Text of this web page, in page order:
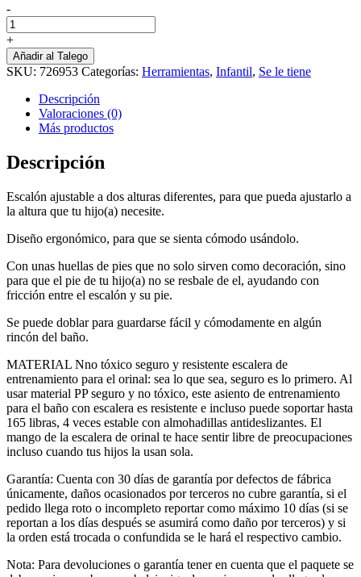
-
Escalera
De
Bano
Asiento
Entrenam
Ninos
cantidad
+
Añadir al Talego
SKU: 726953 Categorías: Herramientas, Infantil, Se le tiene
Descripción
Valoraciones (0)
Más productos
Descripción
Escalón ajustable a dos alturas diferentes, para que pueda ajustarlo a
la altura que tu hijo(a) necesite.
Diseño ergonómico, para que se sienta cómodo usándolo.
Con unas huellas de pies que no solo sirven como decoración, sino
para que el pie de tu hijo(a) no se resbale de el, ayudando con
fricción entre el escalón y su pie.
Se puede doblar para guardarse fácil y cómodamente en algún
rincón del baño.
MATERIAL Nno tóxico seguro y resistente escalera de
entrenamiento para el orinal: sea lo que sea, seguro es lo primero. Al
usar material PP seguro y no tóxico, este asiento de entrenamiento
para el baño con escalera es resistente e incluso puede soportar hasta
165 libras, 4 veces estable con almohadillas antideslizantes. El
mango de la escalera de orinal te hace sentir libre de preocupaciones
incluso cuando tus hijos la usan sola.
Garantía: Cuenta con 30 días de garantía por defectos de fábrica
únicamente, daños ocasionados por terceros no cubre garantía, si el
pedido llega roto o incompleto reportar como máximo 10 días (si se
reportan a los días después se asumirá como daño por terceros) y si
la orden está trocada o confundida se le hará el respectivo cambio.
Nota: Para devoluciones o garantía tener en cuenta que el paquete se